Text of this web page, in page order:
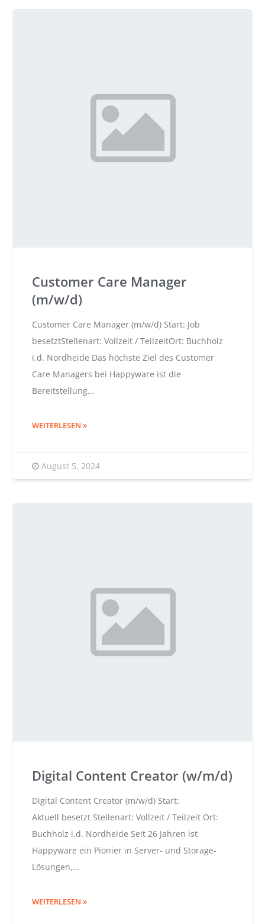
Customer Care Manager
(m/w/d)
Customer Care Manager (m/w/d) Start: Job
besetztStellenart: Vollzeit / TeilzeitOrt: Buchholz
i.d. Nordheide Das höchste Ziel des Customer
Care Managers bei Happyware ist die
Bereitstellung…
WEITERLESEN
August 5, 2024
Digital Content Creator (w/m/d)
Digital Content Creator (m/w/d) Start:
Aktuell besetzt Stellenart: Vollzeit / Teilzeit Ort:
Buchholz i.d. Nordheide Seit 26 Jahren ist
Happyware ein Pionier in Server- und Storage-
Lösungen,…
WEITERLESEN